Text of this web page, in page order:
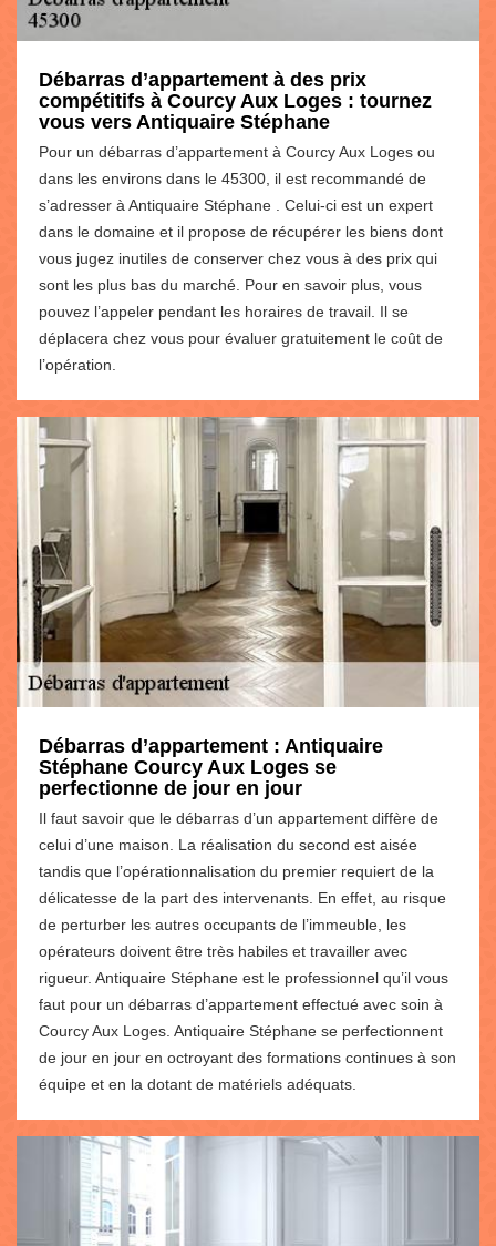
Débarras d’appartement à des prix
compétitifs à Courcy Aux Loges : tournez
vous vers Antiquaire Stéphane
Pour un débarras d’appartement à Courcy Aux Loges ou
dans les environs dans le 45300, il est recommandé de
s’adresser à Antiquaire Stéphane . Celui-ci est un expert
dans le domaine et il propose de récupérer les biens dont
vous jugez inutiles de conserver chez vous à des prix qui
sont les plus bas du marché. Pour en savoir plus, vous
pouvez l’appeler pendant les horaires de travail. Il se
déplacera chez vous pour évaluer gratuitement le coût de
l’opération.
Débarras d’appartement : Antiquaire
Stéphane Courcy Aux Loges se
perfectionne de jour en jour
Il faut savoir que le débarras d’un appartement diffère de
celui d’une maison. La réalisation du second est aisée
tandis que l’opérationnalisation du premier requiert de la
délicatesse de la part des intervenants. En effet, au risque
de perturber les autres occupants de l’immeuble, les
opérateurs doivent être très habiles et travailler avec
rigueur. Antiquaire Stéphane est le professionnel qu’il vous
faut pour un débarras d’appartement effectué avec soin à
Courcy Aux Loges. Antiquaire Stéphane se perfectionnent
de jour en jour en octroyant des formations continues à son
équipe et en la dotant de matériels adéquats.